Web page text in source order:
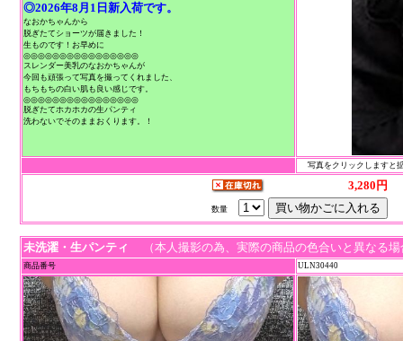
◎2026年8月1日新入荷です。
なおかちゃんから
脱ぎたてショーツが届きました！
生ものです！お早めに
◎◎◎◎◎◎◎◎◎◎◎◎◎◎◎◎
スレンダー美乳のなおかちゃんが
今回も頑張って写真を撮ってくれました、
もちもちの白い肌も良い感じです。
◎◎◎◎◎◎◎◎◎◎◎◎◎◎◎◎
脱ぎたてホカホカの生パンティ
洗わないでそのままおくります。！
写真をクリックしますと
3,280円
数量
未洗濯・生パンティ （本人撮影の為、実際の商品の色合いと異なる
商品番号 ULN30440